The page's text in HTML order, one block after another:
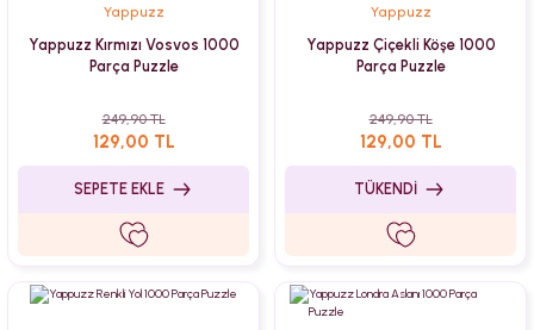
Yappuzz
Yappuzz Kırmızı Vosvos 1000
Parça Puzzle
249,90 TL
129,00 TL
SEPETE EKLE
Yappuzz
Yappuzz Çiçekli Köşe 1000
Parça Puzzle
249,90 TL
129,00 TL
TÜKENDİ